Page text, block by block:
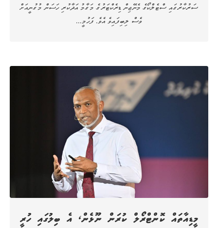
ސަރުކާރުގައި ސްޓެލްކޯގެ މެނޭޖިން ޑިރެކްޓަރުގެ މަގާމު އަދާކުރި ހަސަން މުގުނީއަށް
ވެސް ލިބިފައިވެ އެވެ. ފަހުމީ…
މީޑިއާތައް ކޮންޓްރޯލް ކުރަން ނޫޅެން، އެ ބިލުގައި ހުރީ